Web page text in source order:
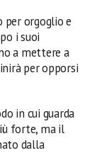
orgoglio e
i suoi
a mettere a
per opporsi
in cui guarda
forte, ma il
dalla